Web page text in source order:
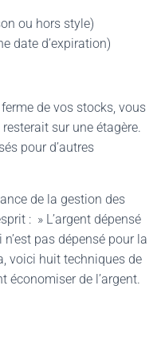
ou hors style)
date d’expiration)
de vos stocks, vous
sur une étagère.
pour d’autres
de la gestion des
: » L’argent dépensé
pas dépensé pour la
voici huit techniques de
économiser de l’argent.